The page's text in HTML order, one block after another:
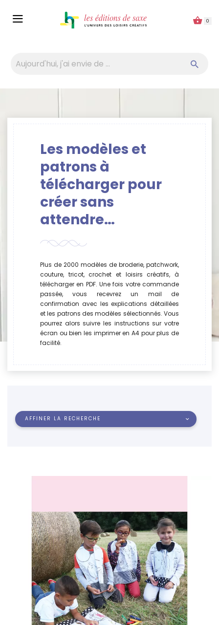
0
Les modèles et
patrons à
télécharger pour
créer sans
attendre…
Plus de 2000 modèles de broderie, patchwork,
couture, tricot, crochet et loisirs créatifs, à
télécharger en PDF. Une fois votre commande
passée, vous recevrez un mail de
confirmation avec les explications détaillées
et les patrons des modèles sélectionnés. Vous
pourrez alors suivre les instructions sur votre
écran ou bien les imprimer en A4 pour plus de
facilité.
AFFINER LA RECHERCHE